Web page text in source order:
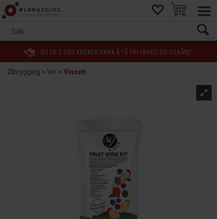
DU ER 2 000 KRONER UNNA Å FÅ FRI FRAKT! (SE VILKÅR)*
Ølbrygging>Vin>Vinsett